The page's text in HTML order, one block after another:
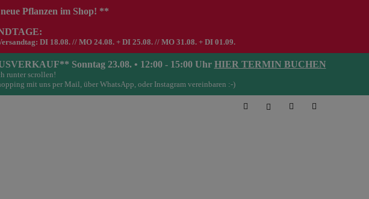
Pflanzen im Shop! **
DI 18.08. // MO 24.08. + DI 25.08. // MO 31.08. + DI 01.09.
Sonntag 23.08. • 12:00 - 15:00 Uhr HIER TERMIN BUCHEN
runter scrollen!
mit uns per Mail, über WhatsApp, oder Instagram vereinbaren :-)